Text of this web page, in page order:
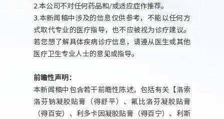
2.本公司不对任何药品和/或适应症作推荐。
3.本新闻稿中涉及的信息仅供参考，不能以任何方
式取代专业的医疗指导，也不应被视为诊疗建议。
若您想了解具体疾病诊疗信息，请遵从医生或其他
医疗卫生专业人士的意见或指导。
前瞻性声明：
本新闻稿中包含若干前瞻性陈述，包括有关【洛索
洛芬钠凝胶贴膏（得舒平）、氟比洛芬凝胶贴膏
（得百安）、利多卡因凝胶贴膏（得百宁）、利斯